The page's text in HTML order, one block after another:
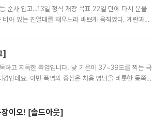
순차 입고…13일 정식 개장 목표 22일 만에 다시 문을
어 있는 진열대를 채우느라 바쁘게 움직였다. 계란과
]
하고 지독한 폭염입니다. 낮 기온이 37~39도를 찍는 극
인데요. 이번 폭염의 중심은 처음 영남을 비롯한 동쪽
이오! [솔드아웃]